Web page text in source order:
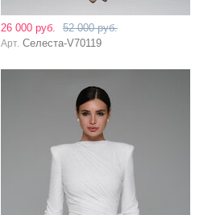
26 000 руб. 52 000 руб.
Арт. Селеста-V70119